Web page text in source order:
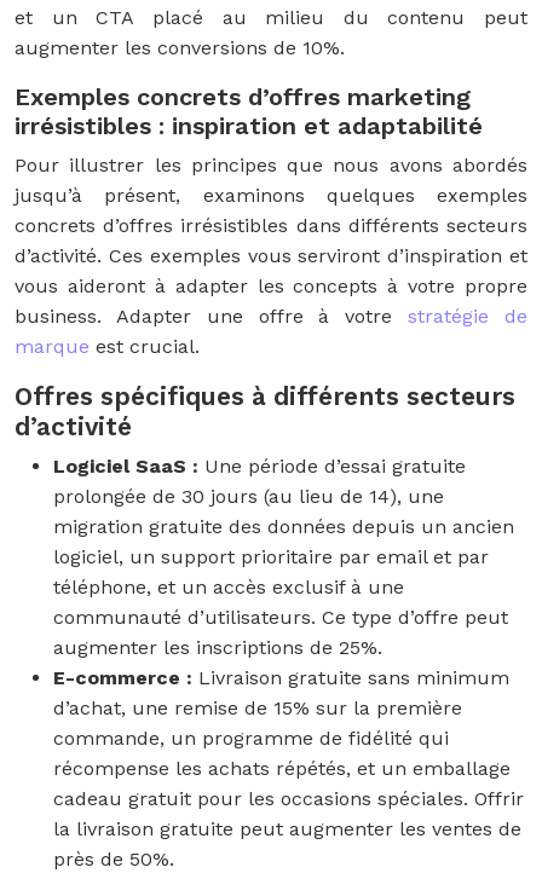
et un CTA placé au milieu du contenu peut
augmenter les conversions de 10%.
Exemples concrets d’offres marketing
irrésistibles : inspiration et adaptabilité
Pour illustrer les principes que nous avons abordés
jusqu’à présent, examinons quelques exemples
concrets d’offres irrésistibles dans différents secteurs
d’activité. Ces exemples vous serviront d’inspiration et
vous aideront à adapter les concepts à votre propre
business. Adapter une offre à votrestratégie de
marque est crucial.
Offres spécifiques à différents secteurs
d’activité
Logiciel SaaS : Une période d’essai gratuite
prolongée de 30 jours (au lieu de 14), une
migration gratuite des données depuis un ancien
logiciel, un support prioritaire par email et par
téléphone, et un accès exclusif à une
communauté d’utilisateurs. Ce type d’offre peut
augmenter les inscriptions de 25%.
E-commerce : Livraison gratuite sans minimum
d’achat, une remise de 15% sur la première
commande, un programme de fidélité qui
récompense les achats répétés, et un emballage
cadeau gratuit pour les occasions spéciales. Offrir
la livraison gratuite peut augmenter les ventes de
près de 50%.